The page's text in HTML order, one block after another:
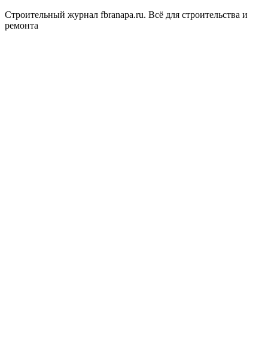
Строительный журнал fbranapa.ru. Всё для строительства и
ремонта